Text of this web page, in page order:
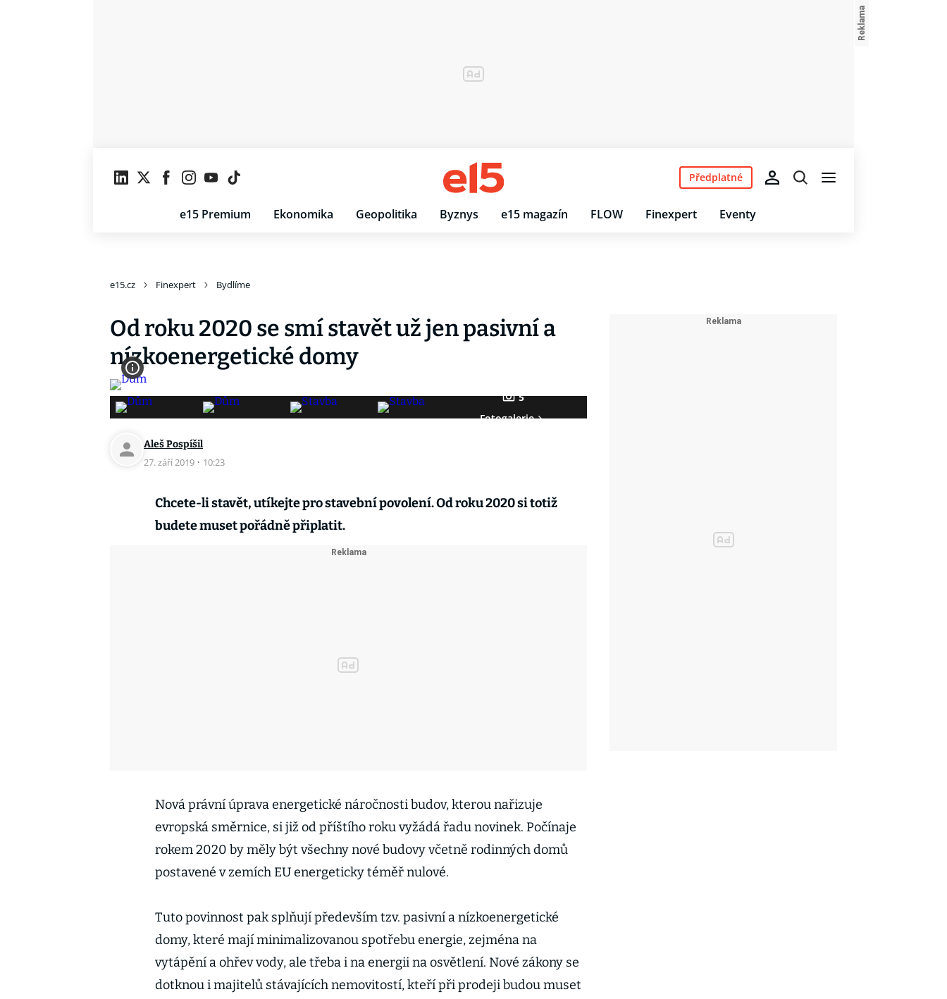
e15 Premium Ekonomika Geopolitika Byznys e15 magazín FLOW Finexpert Eventy
Předplatné
e15.cz Finexpert Bydlíme
Od roku 2020 se smí stavět už jen pasivní a
nízkoenergetické domy
5
Fotogalerie
Aleš Pospíšil
27. září 2019 · 10:23
Chcete-li stavět, utíkejte pro stavební povolení. Od roku 2020 si totiž
budete muset pořádně připlatit.
Nová právní úprava energetické náročnosti budov, kterou nařizuje
evropská směrnice, si již od příštího roku vyžádá řadu novinek. Počínaje
rokem 2020 by měly být všechny nové budovy včetně rodinných domů
postavené v zemích EU energeticky téměř nulové.
Tuto povinnost pak splňují především tzv. pasivní a nízkoenergetické
domy, které mají minimalizovanou spotřebu energie, zejména na
vytápění a ohřev vody, ale třeba i na energii na osvětlení. Nové zákony se
dotknou i majitelů stávajících nemovitostí, kteří při prodeji budou muset